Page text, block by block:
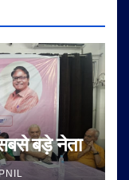
बड़े नेता